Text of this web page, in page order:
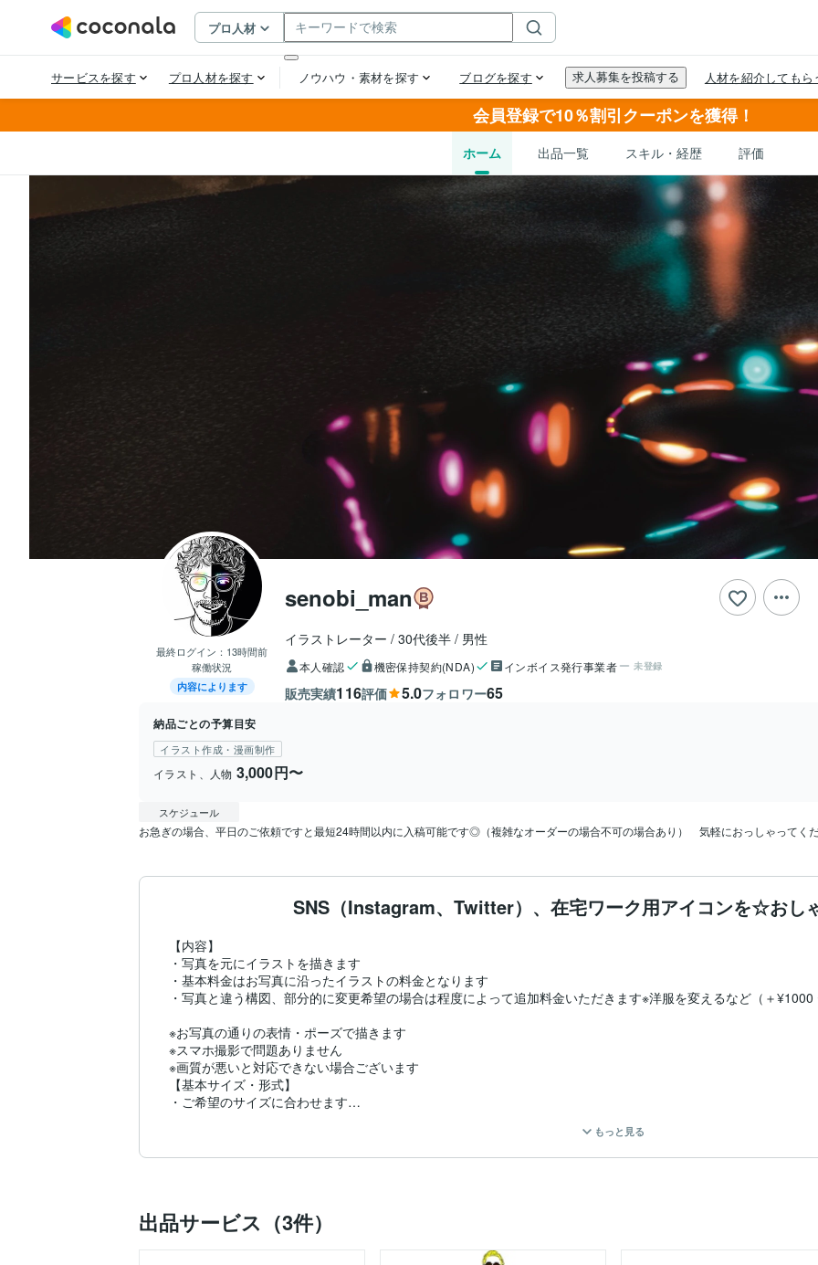
会員登録で10％割引クーポンを獲得！
ホーム 出品一覧 スキル・経歴 評価
最終ログイン： 13時間前
稼働状況
内容によります
senobi_man
イラストレーター 30代後半 男性
本人確認 機密保持契約(NDA) インボイス発行事業者 未登録
販売実績116評価 5.0フォロワー65
納品ごとの予算目安
イラスト作成・漫画制作
イラスト、人物 3,000円〜
スケジュール
お急ぎの場合、平日のご依頼ですと最短24時間以内に入稿可能です◎（複雑なオーダーの場合不可の場合あり）　気軽におっしゃってく
SNS（Instagram、Twitter）、在宅ワーク用アイコンを☆おし
【内容】
・写真を元にイラストを描きます
・基本料金はお写真に沿ったイラストの料金となります
・写真と違う構図、部分的に変更希望の場合は程度によって追加料金いただきます※洋服を変えるなど（＋¥1000
※お写真の通りの表情・ポーズで描きます
※スマホ撮影で問題ありません
※画質が悪いと対応できない場合ございます
【基本サイズ・形式】
・ご希望のサイズに合わせます
・シンプルイラストであれば約2.3日以内
・結婚式ウェルカムボード
もっと見る
出品サービス（3件）